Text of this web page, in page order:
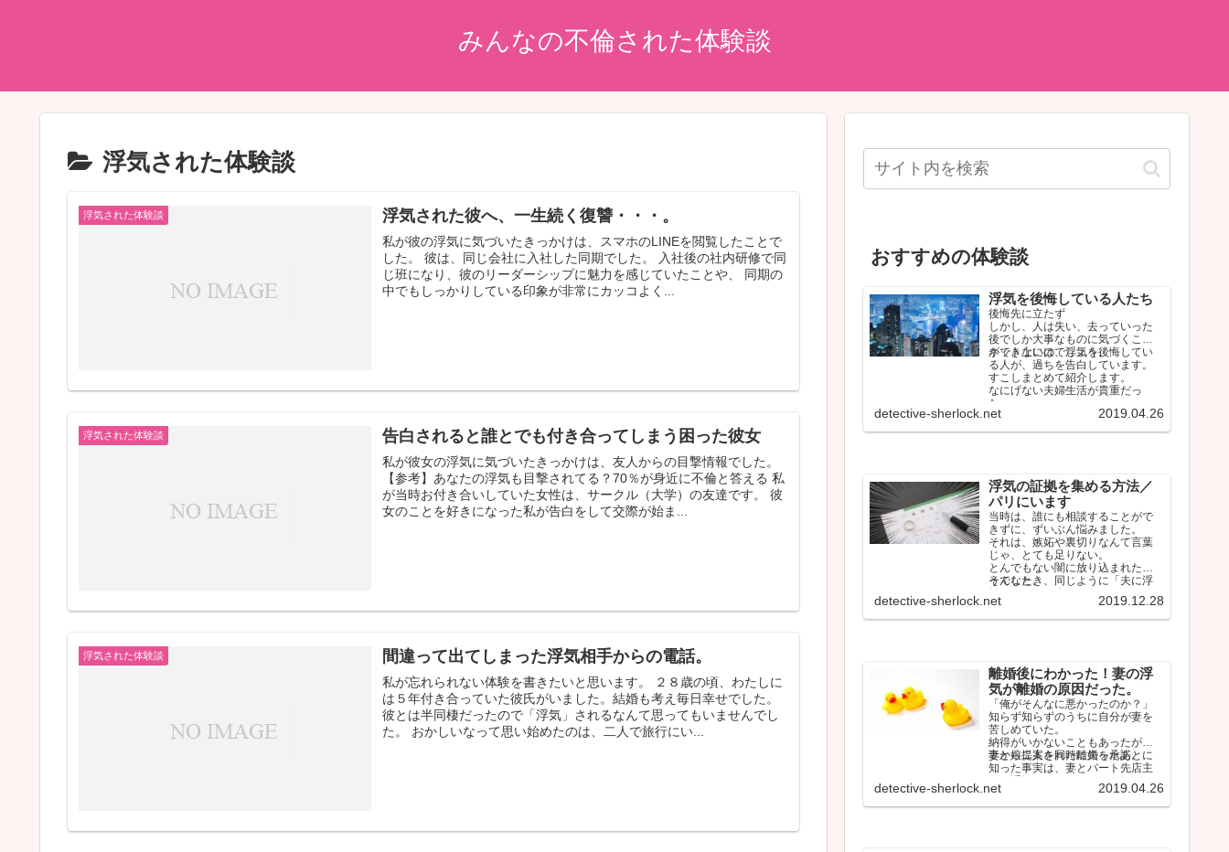
みんなの不倫された体験談
浮気された体験談
浮気された体験談 浮気された彼へ、一生続く復讐・・・。
私が彼の浮気に気づいたきっかけは、スマホのLINEを閲覧したことで
した。 彼は、同じ会社に入社した同期でした。 入社後の社内研修で同
じ班になり、彼のリーダーシップに魅力を感じていたことや、 同期の
中でもしっかりしている印象が非常にカッコよく...
浮気された体験談 告白されると誰とでも付き合ってしまう困った彼女
私が彼女の浮気に気づいたきっかけは、友人からの目撃情報でした。
【参考】あなたの浮気も目撃されてる？70％が身近に不倫と答える 私
が当時お付き合いしていた女性は、サークル（大学）の友達です。 彼
女のことを好きになった私が告白をして交際が始ま...
浮気された体験談 間違って出てしまった浮気相手からの電話。
私が忘れられない体験を書きたいと思います。 ２８歳の頃、わたしに
は５年付き合っていた彼氏がいました。結婚も考え毎日幸せでした。
彼とは半同棲だったので「浮気」されるなんて思ってもいませんでし
た。 おかしいなって思い始めたのは、二人で旅行にい...
おすすめの体験談
浮気を後悔している人たち
後悔先に立たず
しかし、人は失い、去っていった
後でしか大事なものに気づくこと
ができないのでしょう。
ネット上には、浮気を後悔してい
る人が、過ちを告白しています。
すこしまとめて紹介します。
なにげない夫婦生活が貴重だっ
た…
detective-sherlock.net 2019.04.26
浮気の証拠を集める方法／
パリにいます
当時は、誰にも相談することがで
きずに、ずいぶん悩みました。
それは、嫉妬や裏切りなんて言葉
じゃ、とても足りない。
とんでもない闇に放り込まれたよ
うでした。
そんなとき、同じように「夫に浮
気されている人」のタイムライン
をみて、少…
detective-sherlock.net 2019.12.28
離婚後にわかった！妻の浮
気が離婚の原因だった。
「俺がそんなに悪かったのか？」
知らず知らずのうちに自分が妻を
苦しめていた。
納得がいかないこともあったが、
妻から提案された離婚を承諾。
妻と娘二人を同時に失ったあとに
知った事実は、妻とパート先店主
…
detective-sherlock.net 2019.04.26